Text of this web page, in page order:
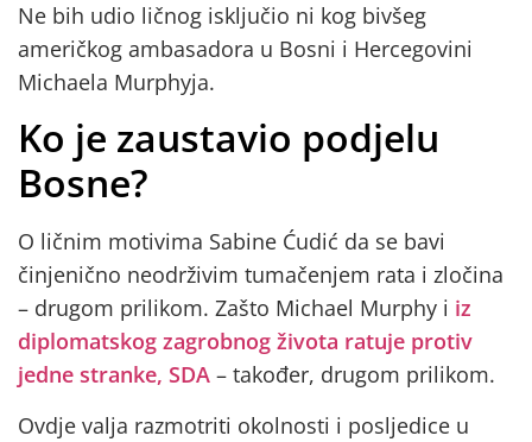
Ne bih udio ličnog isključio ni kog bivšeg
američkog ambasadora u Bosni i Hercegovini
Michaela Murphyja.
Ko je zaustavio podjelu
Bosne?
O ličnim motivima Sabine Ćudić da se bavi
činjenično neodrživim tumačenjem rata i zločina
– drugom prilikom. Zašto Michael Murphy i iz
diplomatskog zagrobnog života ratuje protiv
jedne stranke, SDA – također, drugom prilikom.
Ovdje valja razmotriti okolnosti i posljedice u